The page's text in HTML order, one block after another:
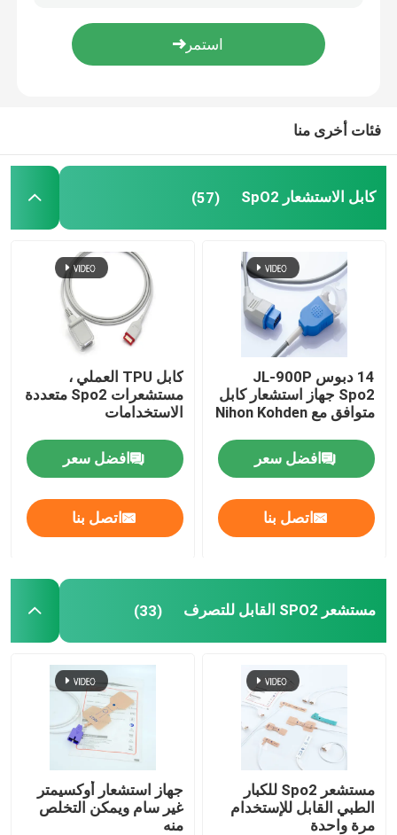
جولة في المعمل
اتصل بنا
كابل الاستشعار SpO2
مستشعر SPO2 القابل للتصرف
مستشعر spO2 القابل لإعادة الاستخدام
كابل مراقبة تخطيط القلب
كابل هولتر ECG
ملحقات جهاز تخطيط القلب
خرطوم الهواء NIBP
كابل محول IBP
فئات أخرى منا
كابل الاستشعار SpO2 (57)
14 دبوس JL-900P
Spo2 جهاز استشعار كابل
متوافق مع Nihon Kohden
افضل سعر
اتصل بنا
كابل TPU العملي ،
مستشعرات Spo2 متعددة
الاستخدامات
افضل سعر
اتصل بنا
مستشعر SPO2 القابل للتصرف (33)
مستشعر Spo2 للكبار
الطبي القابل للإستخدام
مرة واحدة
جهاز استشعار أوكسيمتر
غير سام ويمكن التخلص
منه